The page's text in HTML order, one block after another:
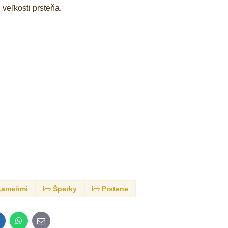
prsteňa.
Šperky Prstene
WhatsApp
E-